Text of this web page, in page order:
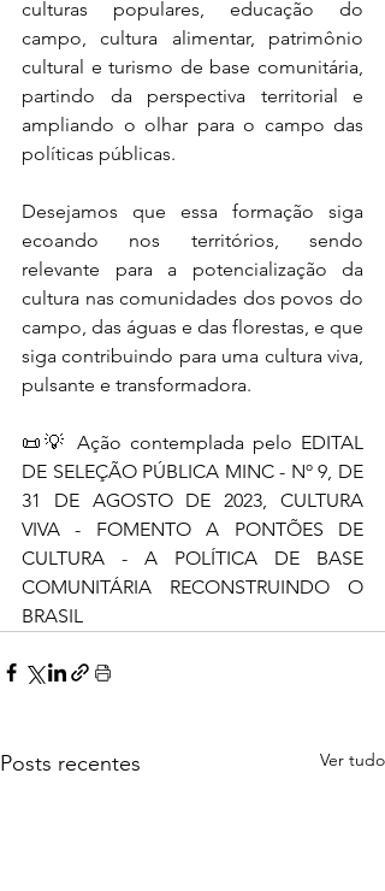
culturas populares, educação do
campo, cultura alimentar, patrimônio
cultural e turismo de base comunitária,
partindo da perspectiva territorial e
ampliando o olhar para o campo das
políticas públicas.
Desejamos que essa formação siga
ecoando nos territórios, sendo
relevante para a potencialização da
cultura nas comunidades dos povos do
campo, das águas e das florestas, e que
siga contribuindo para uma cultura viva,
pulsante e transformadora.
📜💡 Ação contemplada pelo EDITAL
DE SELEÇÃO PÚBLICA MINC - Nº 9, DE
31 DE AGOSTO DE 2023, CULTURA
VIVA - FOMENTO A PONTÕES DE
CULTURA - A POLÍTICA DE BASE
COMUNITÁRIA RECONSTRUINDO O
BRASIL
Posts recentes Ver tudo